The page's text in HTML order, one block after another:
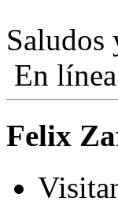
Saludos
En línea
Felix